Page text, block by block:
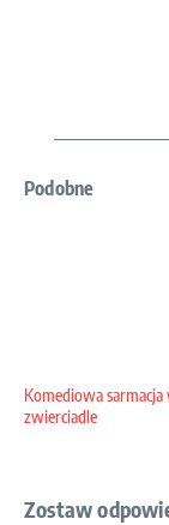
Podobne
Komediowa
zwierciadle
Zostaw